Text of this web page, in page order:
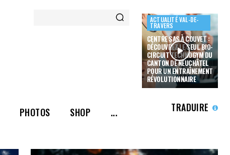
ACTUALITÉ VAL-DE-
TRAVERS
CENTRE SAS À COUVET :
DÉCOUVREZ LE SEUL BIO-
CIRCUIT TECHNOGYM DU
CANTON DE NEUCHÂTEL
POUR UN ENTRAÎNEMENT
RÉVOLUTIONNAIRE
PHOTOS SHOP ... TRADUIRE